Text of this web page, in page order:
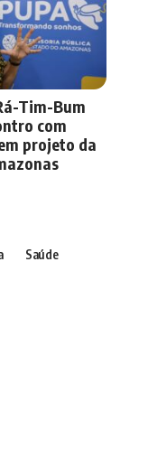
Tim-Bum
com
projeto da
Saúde